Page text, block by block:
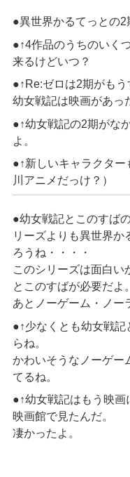
●異世界かるてっとの2
●↑4作品のうちのいく
来るけどいつ？
●↑Re:ゼロは2期がもう
幼女戦記は映画があっ
●↑幼女戦記の2期がな
よ。
●↑新しいキャラクタ
川アニメだっけ？）
●幼女戦記とこのすば
リーズよりも異世界
ろうね・・・・
このシリーズは面白い
とこのすばが必要だよ。
あとノーゲーム・ノー
●↑少なくとも幼女戦
らね。
かわいそうなノーゲー
てるね。
●↑幼女戦記はもう映画
映画館で見たんだ。
凄かったよ。